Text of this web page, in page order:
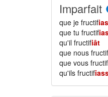
Imparfait
que je fructif
que tu fructif
qu'il fructifiât
que nous fructif
que vous fructif
qu'ils fructif